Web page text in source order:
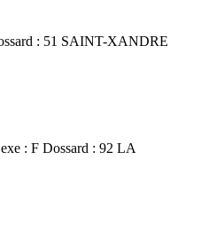
: 51 SAINT-XANDRE
: F Dossard : 92 LA